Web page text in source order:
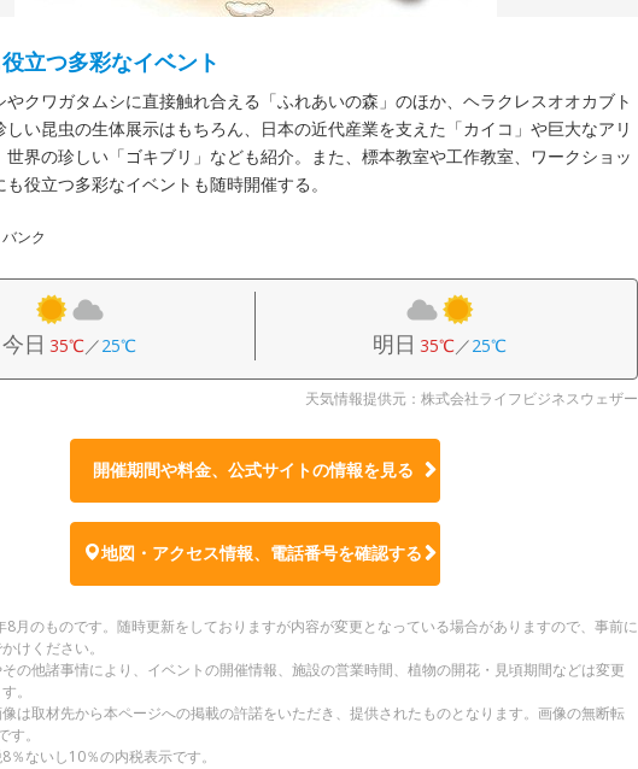
立つ多彩なイベント
クワガタムシに直接触れ合える「ふれあいの森」のほか、ヘラクレスオオカブト
しい昆虫の生体展示はもちろん、日本の近代産業を支えた「カイコ」や巨大なアリ
世界の珍しい「ゴキブリ」なども紹介。また、標本教室や工作教室、ワークショッ
役立つ多彩なイベントも随時開催する。
ンク
今日 35℃／25℃ 明日 35℃／25℃
天気情報提供元：株式会社ライフビジネスウェザー
開催期間や料金、公式サイトの情報を見る
地図・アクセス情報、電話番号を確認する
月のものです。随時更新をしておりますが内容が変更となっている場合がありますので、事前に
けください。
の他諸事情により、イベントの開催情報、施設の営業時間、植物の開花・見頃期間などは変更
。
は取材先から本ページへの掲載の許諾をいただき、提供されたものとなります。画像の無断転
。
ないし10％の内税表示です。